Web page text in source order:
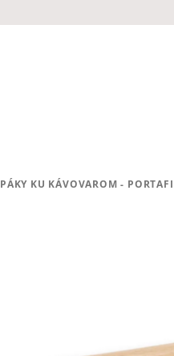
PÁKY KU KÁVOVAROM -